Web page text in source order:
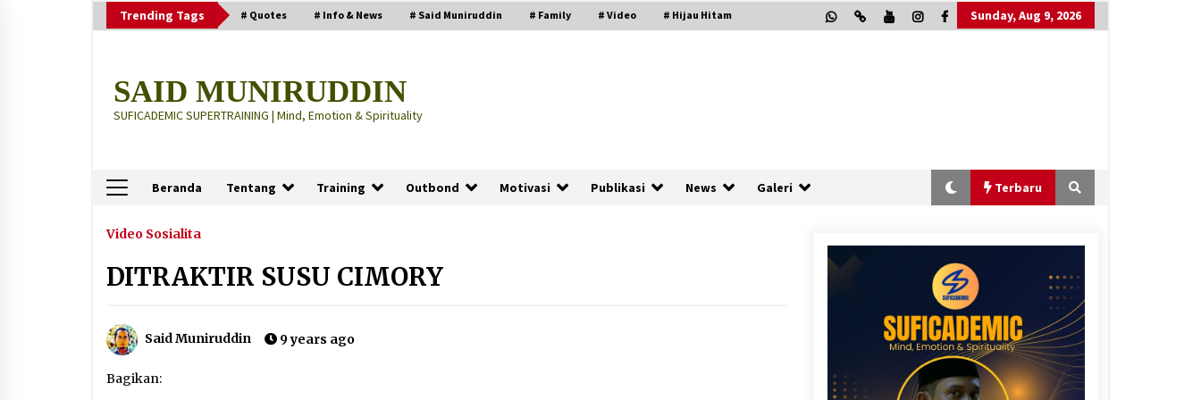
to
Trending Tags # Quotes # Info & News # Said Muniruddin # Family # Video # Hijau Hitam Sunday, Aug 9, 2026
SAID MUNIRUDDIN
SUFICADEMIC SUPERTRAINING | Mind, Emotion & Spirituality
Beranda Tentang Training Outbond Motivasi Publikasi News Galeri Terbaru
Terbaru
“Thuma’ninah”: Cara Agama
“One Piece”, Cara Barat Mengejar
3 months ago
“Allahukrasi”: The Power of
Management!
Video Sosialita
DITRAKTIR SUSU CIMORY
Said Muniruddin 9 years ago
Bagikan: